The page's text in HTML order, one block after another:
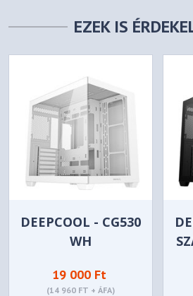
EZEK IS
DEEPCOOL - CG530
WH
FEHÉR
19 000 Ft
(14 960 FT + ÁFA)